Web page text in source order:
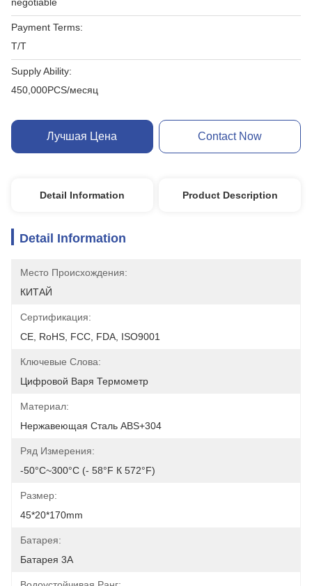
Payment Terms:
T/T
Supply Ability:
450,000PCS/месяц
Лучшая Цена Contact Now
Detail Information Product Description
Detail Information
Место Происхождения:
КИТАЙ
Сертификация:
CE, RoHS, FCC, FDA, ISO9001
Ключевые Слова:
Цифровой Варя Термометр
Материал:
Нержавеющая Сталь ABS+304
Ряд Измерения:
-50°C~300°C (- 58°F К 572°F)
Размер:
45*20*170mm
Батарея:
Батарея 3A